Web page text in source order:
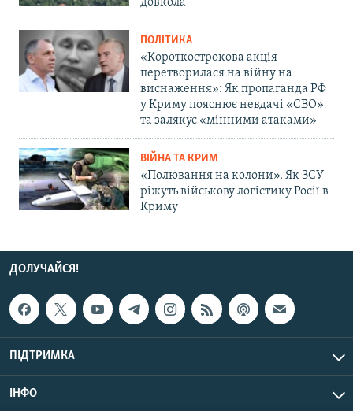
довкола
ПОЛІТИКА
«Короткострокова акція
перетворилася на війну на
виснаження»: Як пропаганда РФ
у Криму пояснює невдачі «СВО»
та залякує «мінними атаками»
ВІЙНА ТА КРИМ
«Полювання на колони». Як ЗСУ
ріжуть військову логістику Росії в
Криму
ДОЛУЧАЙСЯ!
ПІДТРИМКА
ІНФО